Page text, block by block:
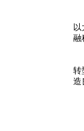
以
融
转
造